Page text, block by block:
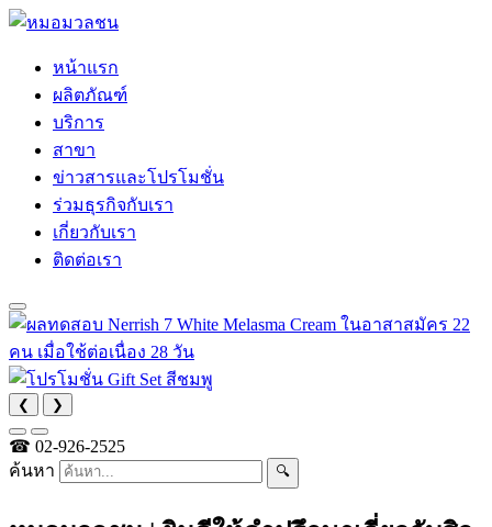
หน้าแรก
ผลิตภัณฑ์
บริการ
สาขา
ข่าวสารและโปรโมชั่น
ร่วมธุรกิจกับเรา
เกี่ยวกับเรา
ติดต่อเรา
❮ ❯
☎ 02-926-2525
ค้นหา
🔍